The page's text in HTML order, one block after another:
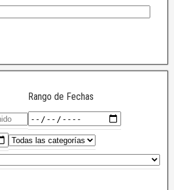
Rango de Fechas